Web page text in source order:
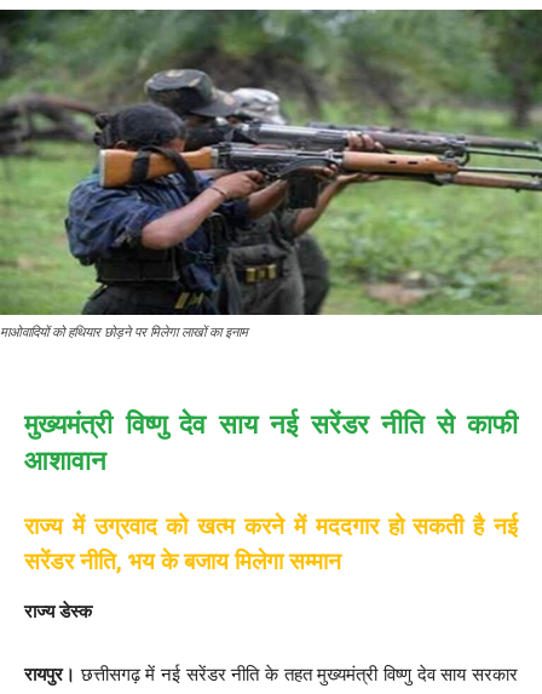
माओवादियों को हथियार छोड़ने पर मिलेगा लाखों का इनाम
मुख्यमंत्री विष्णु देव साय नई सरेंडर नीति से काफी
आशावान
राज्य में उग्रवाद को खत्म करने में मददगार हो सकती है नई
सरेंडर नीति, भय के बजाय मिलेगा सम्मान
राज्य डेस्क
रायपुर। छत्तीसगढ़ में नई सरेंडर नीति के तहत मुख्यमंत्री विष्णु देव साय सरकार